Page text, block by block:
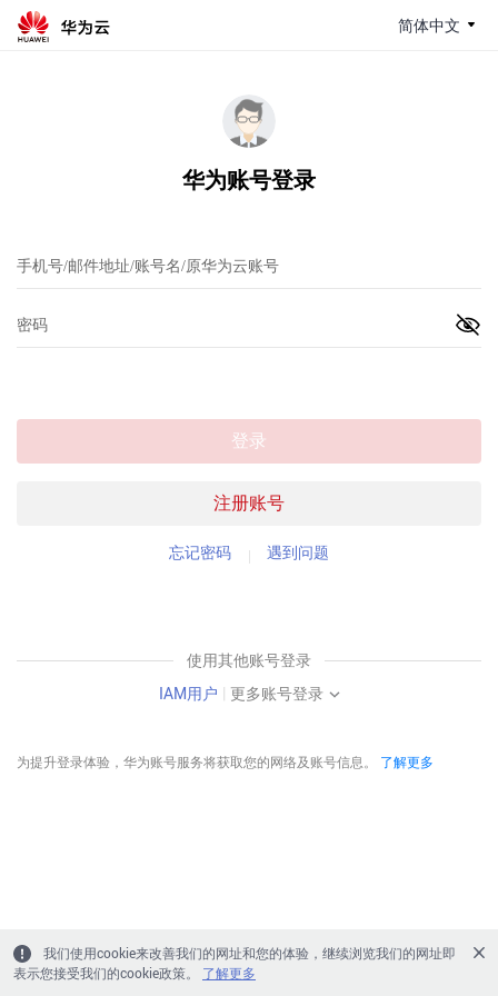
简体中文
华为账号登录
注册账号
登录
忘记密码 遇到问题
使用其他账号登录
IAM用户 | 更多账号登录
为提升登录体验，华为账号服务将获取您的网络及账号信息。 了解更多
我们使用cookie来改善我们的网址和您的体验，继续浏览我们的网址即
表示您接受我们的cookie政策。
了解更多